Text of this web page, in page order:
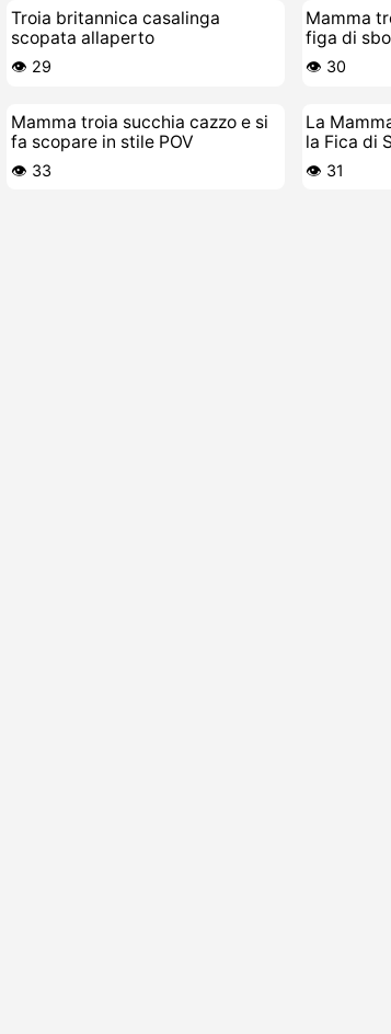
Troia britannica casalinga
scopata allaperto
👁️ 29
Mamma
figa di
morire
👁️ 30
Mamma troia succhia cazzo e si
fa scopare in stile POV
👁️ 33
La
la Fica di
Cazzo di
👁️ 31